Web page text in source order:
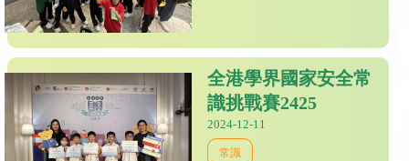
全港學界國家安全常
識挑戰賽2425
2024-12-11
常識